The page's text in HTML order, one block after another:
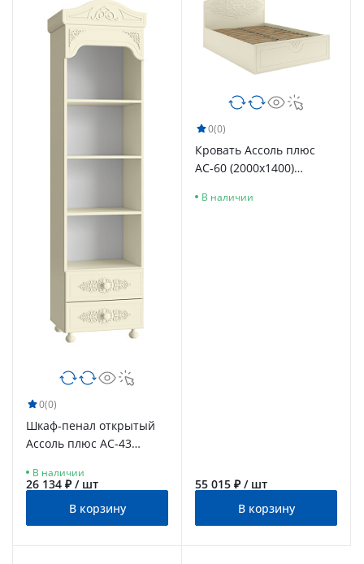
0(0)
Шкаф-пенал открытый
Ассоль плюс АС-43
В наличии
26 134 ₽ / шт
В корзину
0(0)
Кровать Ассоль плюс
АС-60 (2000х1400)
В наличии
55 015 ₽ / шт
В корзину